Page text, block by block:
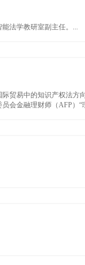
法学教研室副主任。...
贸易中的知识产权法
会金融理财师（AFP）